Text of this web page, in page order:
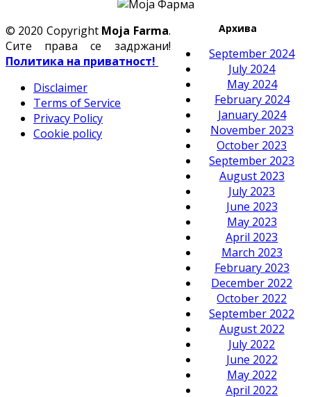
Архива
September 2024
July 2024
May 2024
February 2024
January 2024
November 2023
October 2023
September 2023
August 2023
July 2023
June 2023
May 2023
April 2023
March 2023
February 2023
December 2022
October 2022
September 2022
August 2022
July 2022
June 2022
May 2022
April 2022
© 2020 Copyright Moja Farma.
Сите права се задржани!
Политика на приватност!
Disclaimer
Terms of Service
Privacy Policy
Cookie policy